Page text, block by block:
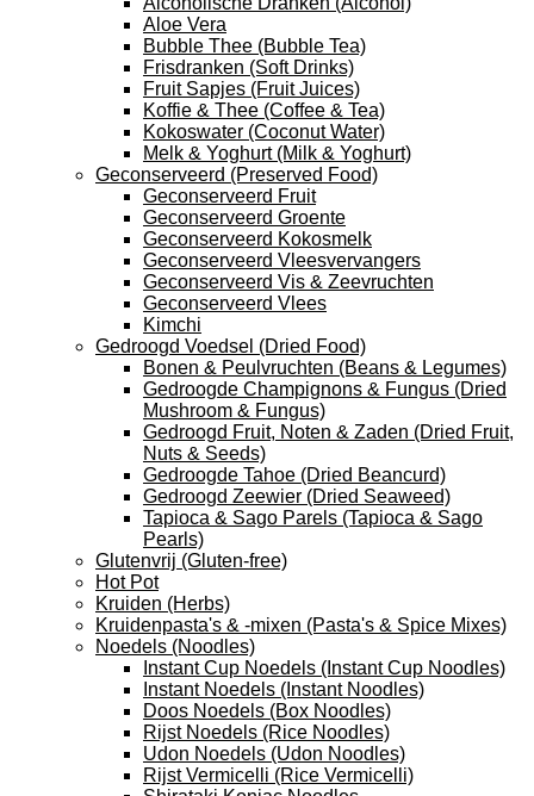
Aloe Vera
Bubble Thee (Bubble Tea)
Frisdranken (Soft Drinks)
Fruit Sapjes (Fruit Juices)
Koffie & Thee (Coffee & Tea)
Kokoswater (Coconut Water)
Melk & Yoghurt (Milk & Yoghurt)
Geconserveerd (Preserved Food)
Geconserveerd Fruit
Geconserveerd Groente
Geconserveerd Kokosmelk
Geconserveerd Vleesvervangers
Geconserveerd Vis & Zeevruchten
Geconserveerd Vlees
Kimchi
Gedroogd Voedsel (Dried Food)
Bonen & Peulvruchten (Beans & Legumes)
Gedroogde Champignons & Fungus (Dried
Mushroom & Fungus)
Gedroogd Fruit, Noten & Zaden (Dried Fruit,
Nuts & Seeds)
Gedroogde Tahoe (Dried Beancurd)
Gedroogd Zeewier (Dried Seaweed)
Tapioca & Sago Parels (Tapioca & Sago
Pearls)
Glutenvrij (Gluten-free)
Hot Pot
Kruiden (Herbs)
Kruidenpasta's & -mixen (Pasta's & Spice Mixes)
Noedels (Noodles)
Instant Cup Noedels (Instant Cup Noodles)
Instant Noedels (Instant Noodles)
Doos Noedels (Box Noodles)
Rijst Noedels (Rice Noodles)
Udon Noedels (Udon Noodles)
Rijst Vermicelli (Rice Vermicelli)